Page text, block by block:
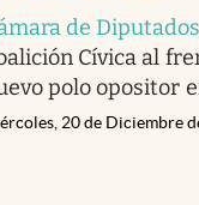
de Diputados
Cívica al
polo opositor
20 de Diciembre